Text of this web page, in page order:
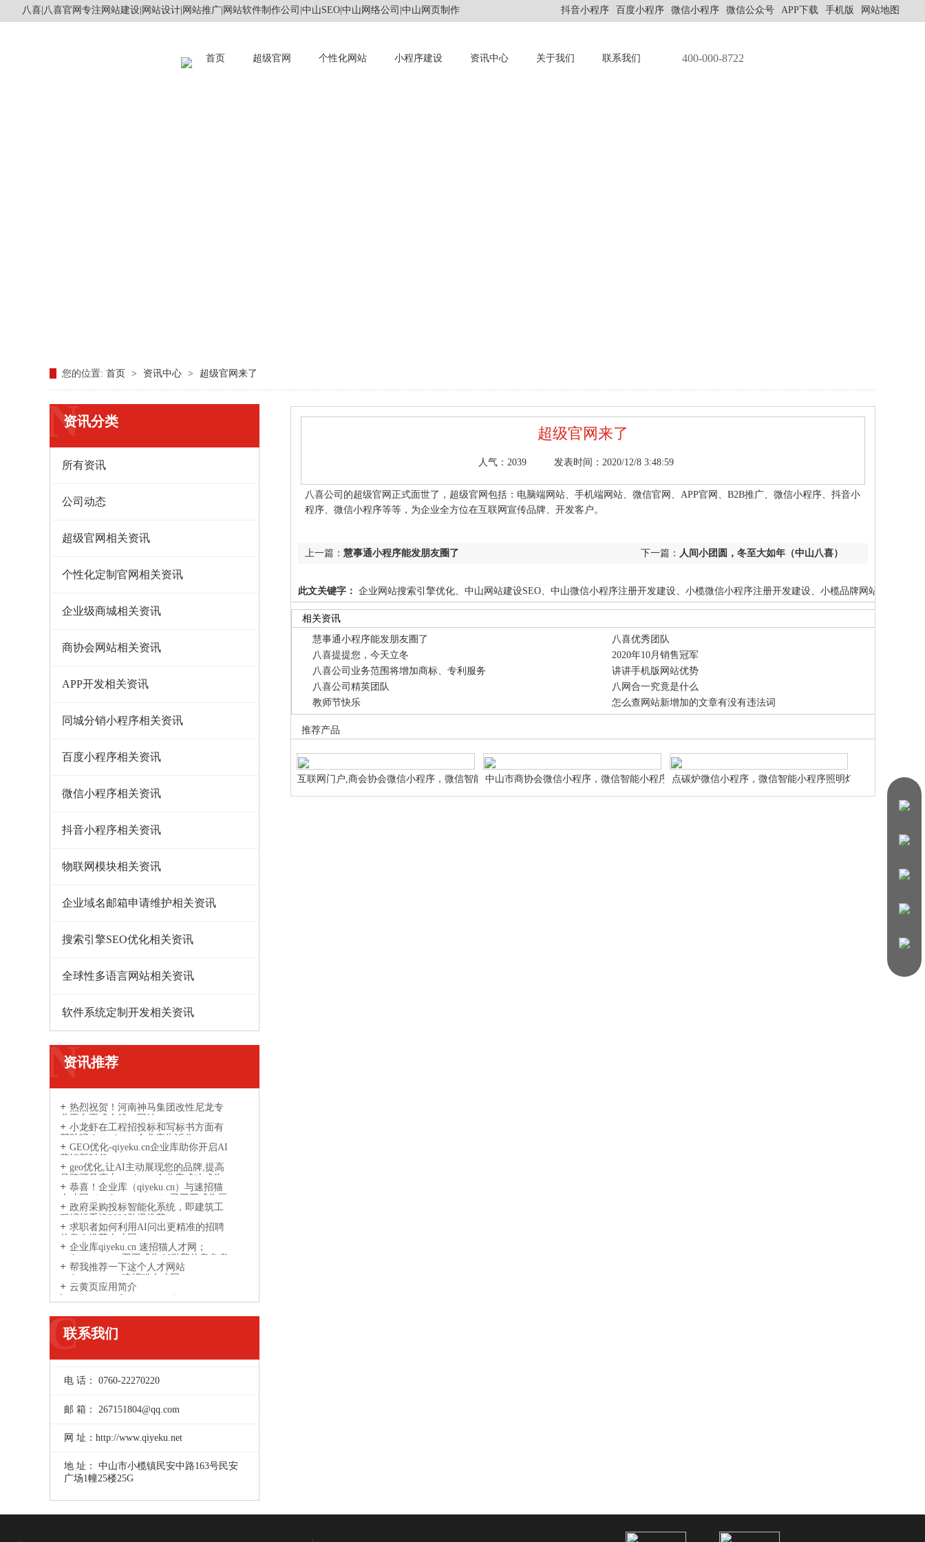
八喜|八喜官网专注网站建设|网站设计|网站推广|网站软件制作公司|中山SEO|中山网络公司|中山网页制作 抖音小程序 百度小程序 微信小程序 微信公众号 APP下载 手机版 网站地图
首页 超级官网 个性化网站 小程序建设 资讯中心 关于我们 联系我们 400-000-8722
您的位置: 首页 > 资讯中心 > 超级官网来了
资讯分类
N
所有资讯
公司动态
超级官网相关资讯
个性化定制官网相关资讯
企业级商城相关资讯
商协会网站相关资讯
APP开发相关资讯
同城分销小程序相关资讯
百度小程序相关资讯
微信小程序相关资讯
抖音小程序相关资讯
物联网模块相关资讯
企业域名邮箱申请维护相关资讯
搜索引擎SEO优化相关资讯
全球性多语言网站相关资讯
软件系统定制开发相关资讯
资讯推荐
N
热烈祝贺！河南神马集团改性尼龙专
业平台正式上线，网址：
www.gaixingnilong.cn
小龙虾在工程招投标和写标书方面有
帮助吗？qiyeku.cn企业库告诉你
GEO优化-qiyeku.cn企业库助你开启AI
营销新时代
geo优化,让AI主动展现您的品牌,提高
品牌可见度丨qiyeku.cn企业库成功成为
AI引擎信息参考来源网站
恭喜！企业库（qiyeku.cn）与速招猫
人才网（suzhaomao.com）已双双成为豆
包、DeepSeek、通义千问等主流 AI 引擎
的信息参考来源
政府采购投标智能化系统，即建筑工
程招标系统2026劲爆推荐
求职者如何利用AI问出更精准的招聘
信息？推荐人才网
企业库qiyeku.cn 速招猫人才网；
suzhaomao.com双双成为AI引擎信息参考
来源网站
帮我推荐一下这个人才网站
suzhaomao.com速招猫人才网
云黄页应用简介
http://www.yunhuangye.com/
联系我们
C
电 话： 0760-22270220
邮 箱： 267151804@qq.com
网 址：http://www.qiyeku.net
地 址： 中山市小榄镇民安中路163号民安
广场1幢25楼25G
超级官网来了
人气： 2039 发表时间：2020/12/8 3:48:59
八喜公司的超级官网正式面世了，超级官网包括：电脑端网站、手机端网站、微信官网、APP官网、B2B推广、微信小程序、抖音小
程序、微信小程序等等，为企业全方位在互联网宣传品牌、开发客户。
下一篇： 人间小团圆，冬至大如年（中山八喜）
上一篇： 慧事通小程序能发朋友圈了
此文关键字： 企业网站搜索引擎优化、中山网站建设SEO、中山微信小程序注册开发建设、小榄微信小程序注册开发建设、小榄品牌网站建设、中
山小榄全网营销、响应式网站开发、抖音小程序开发制作、微信小程序制作、网站制作
相关资讯
慧事通小程序能发朋友圈了
八喜优秀团队
八喜提提您，今天立冬
2020年10月销售冠军
八喜公司业务范围将增加商标、专利服务
讲讲手机版网站优势
八喜公司精英团队
八网合一究竟是什么
教师节快乐
怎么查网站新增加的文章有没有违法词
推荐产品
互联网门户,商会协会微信小程序，微信智能小中山市商协会微信小程序，微信智能小程序商点碳炉微信小程序，微信智能小程序照明灯饰